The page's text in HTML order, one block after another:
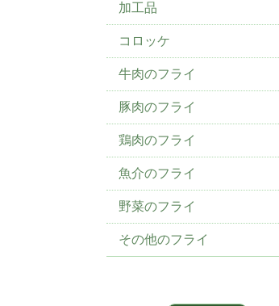
加工品
コロッケ
牛肉のフライ
豚肉のフライ
鶏肉のフライ
魚介のフライ
野菜のフライ
その他のフライ